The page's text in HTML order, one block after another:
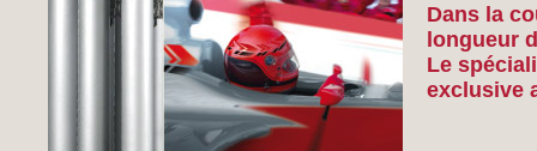
Dans la
longueur
Le
exclusive